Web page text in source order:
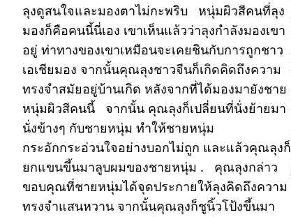
ลุงดูสนใจและมองตาไม่กะพริบ หนุ่มผิวสีคนที่ลุง
มองก็คือคนนี้นี่เอง เขาเห็นแล้วว่าลุงกำลังมองเขา
อยู่ ท่าทางของเขาเหมือนจะเคยชินกับการถูกชาว
เอเชียมอง จากนั้นคุณลุงชาวจีนก็เกิดคิดถึงความ
ทรงจำสมัยอยู่บ้านเกิด หลังจากที่ได้มองมายังชาย
หนุ่มผิวสีคนนี้ จากนั้น คุณลุงก็เปลี่ยนที่นั่งย้ายมา
นั่งข้างๆ กับชายหนุ่ม ทำให้ชายหนุ่ม
กระอักกระอ่วนใจอย่างบอกไม่ถูก และแล้วคุณลุงก็
ยกแขนขึ้นมาลูบผมของชายหนุ่ม . คุณลุงกล่าว
ขอบคุณที่ชายหนุ่มได้จุดประกายให้ลุงคิดถึงความ
ทรงจำแสนหวาน จากนั้นคุณลุงก็ชูนิ้วโป้งขึ้นมา